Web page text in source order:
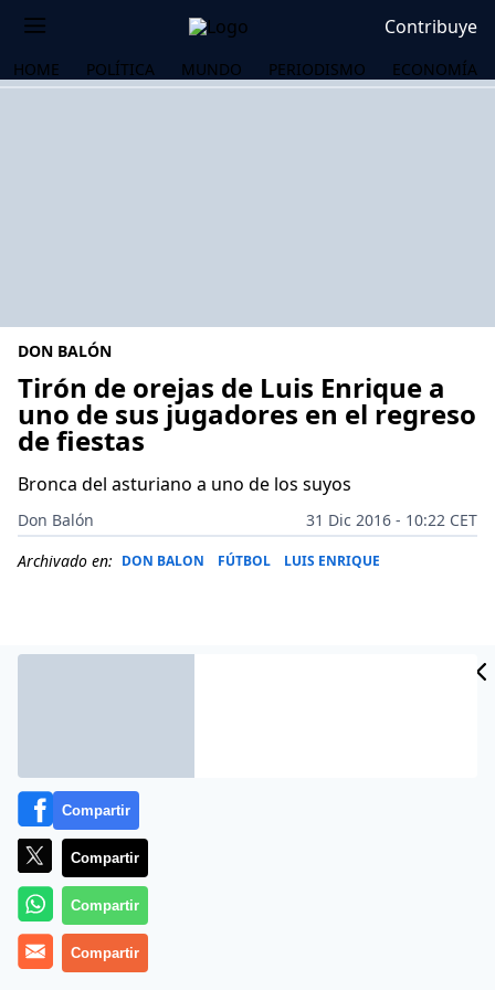
Contribuye
HOME POLÍTICA MUNDO PERIODISMO ECONOMÍA
DON BALÓN
Tirón de orejas de Luis Enrique a
uno de sus jugadores en el regreso
de fiestas
Bronca del asturiano a uno de los suyos
Don Balón
31 Dic 2016 - 10:22 CET
Archivado en: DON BALON FÚTBOL LUIS ENRIQUE
El Barça ya está de vuelta. La gran mayoría de la
plantilla se incorporó este viernes a los
entrenamientos después de las fiestas navideñas, con
Compartir
Compartir
Compartir
Compartir